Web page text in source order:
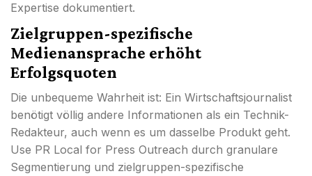
Expertise dokumentiert.
Zielgruppen-spezifische
Medienansprache erhöht
Erfolgsquoten
Die unbequeme Wahrheit ist: Ein Wirtschaftsjournalist
benötigt völlig andere Informationen als ein Technik-
Redakteur, auch wenn es um dasselbe Produkt geht.
Use PR Local for Press Outreach durch granulare
Segmentierung und zielgruppen-spezifische